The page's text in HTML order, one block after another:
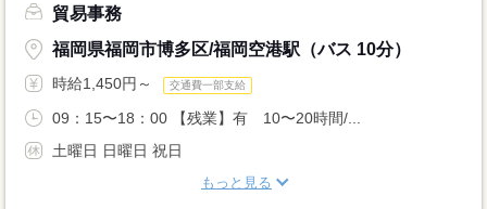
貿易事務
福岡県福岡市博多区/福岡空港駅（バス 10分）
時給1,450円～ 交通費一部支給
09：15〜18：00 【残業】有 10〜20時間/...
土曜日 日曜日 祝日
もっと見る